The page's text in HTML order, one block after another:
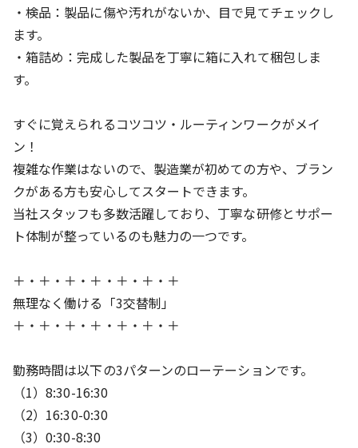
・検品：製品に傷や汚れがないか、目で見てチェックし
ます。
・箱詰め：完成した製品を丁寧に箱に入れて梱包しま
す。
すぐに覚えられるコツコツ・ルーティンワークがメイ
ン！
複雑な作業はないので、製造業が初めての方や、ブラン
クがある方も安心してスタートできます。
当社スタッフも多数活躍しており、丁寧な研修とサポー
ト体制が整っているのも魅力の一つです。
＋・＋・＋・＋・＋・＋・＋
無理なく働ける「3交替制」
＋・＋・＋・＋・＋・＋・＋
勤務時間は以下の3パターンのローテーションです。
（1）8:30-16:30
（2）16:30-0:30
（3）0:30-8:30